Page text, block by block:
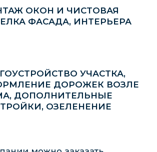
ОКОН И ЧИСТОВАЯ
ФАСАДА, ИНТЕРЬЕРА
УЧАСТКА,
ДОРОЖЕК ВОЗЛЕ
ДОПОЛНИТЕЛЬНЫЕ
ОЗЕЛЕНЕНИЕ
80/1, офис № 210
Типовые
проекты
Построенные
дома